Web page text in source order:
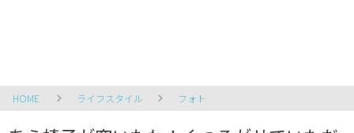
HOME ライフスタイル フォト